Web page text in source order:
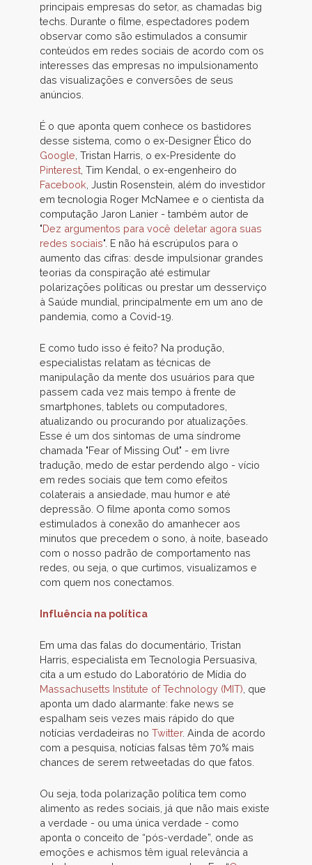
principais empresas do setor, as chamadas big
techs. Durante o filme, espectadores podem
observar como são estimulados a consumir
conteúdos em redes sociais de acordo com os
interesses das empresas no impulsionamento
das visualizações e conversões de seus
anúncios.
É o que aponta quem conhece os bastidores
desse sistema, como o ex-Designer Ético do
Google , Tristan Harris, o ex-Presidente do
Pinterest , Tim Kendal, o ex-engenheiro do
Facebook , Justin Rosenstein, além do investidor
em tecnologia Roger McNamee e o cientista da
computação Jaron Lanier - também autor de
"Dez argumentos para você deletar agora suas
redes sociais". E não há escrúpulos para o
aumento das cifras: desde impulsionar grandes
teorias da conspiração até estimular
polarizações políticas ou prestar um desserviço
à Saúde mundial, principalmente em um ano de
pandemia, como a Covid-19.
E como tudo isso é feito? Na produção,
especialistas relatam as técnicas de
manipulação da mente dos usuários para que
passem cada vez mais tempo à frente de
smartphones, tablets ou computadores,
atualizando ou procurando por atualizações.
Esse é um dos sintomas de uma síndrome
chamada "Fear of Missing Out" - em livre
tradução, medo de estar perdendo algo - vício
em redes sociais que tem como efeitos
colaterais a ansiedade, mau humor e até
depressão. O filme aponta como somos
estimulados à conexão do amanhecer aos
minutos que precedem o sono, à noite, baseado
com o nosso padrão de comportamento nas
redes, ou seja, o que curtimos, visualizamos e
com quem nos conectamos.
Influência na política
Em uma das falas do documentário, Tristan
Harris, especialista em Tecnologia Persuasiva,
cita a um estudo do Laboratório de Mídia do
Massachusetts Institute of Technology (MIT) , que
aponta um dado alarmante: fake news se
espalham seis vezes mais rápido do que
notícias verdadeiras no Twitter. Ainda de acordo
com a pesquisa, notícias falsas têm 70% mais
chances de serem retweetadas do que fatos.
Ou seja, toda polarização política tem como
alimento as redes sociais, já que não mais existe
a verdade - ou uma única verdade - como
aponta o conceito de “pós-verdade”, onde as
emoções e achismos têm igual relevância a